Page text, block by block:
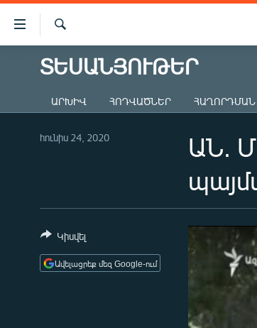
Մատչելիության
հղումներ
հիմնական
մենյուին
ԱԶԱՏՈՒԹՅՈՒՆ TV
ՔԱՂԱՔԱԿԱՆ
ԸՆՏՐՈՒԹՅՈՒՆՆԵՐ 2026
ՂԱՐԱԲԱՂ
ՊԱՏԵՐԱԶՄԻ 6 ՇԱԲԱԹՆԵՐԸ
ՏԵՍԱՆՅՈՒԹԵՐ
ԱՐԽԻՎ ՀՈԴՎԱԾՆԵՐ
ԱՆ.
հունիս 24, 2020
Կիսվել
Ավելացրեք մեզ Google-ում